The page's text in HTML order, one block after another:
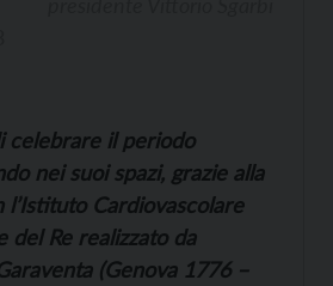
celebrare il periodo
nei suoi spazi, grazie alla
l’Istituto Cardiovascolare
del Re realizzato da
(Genova 1776 –